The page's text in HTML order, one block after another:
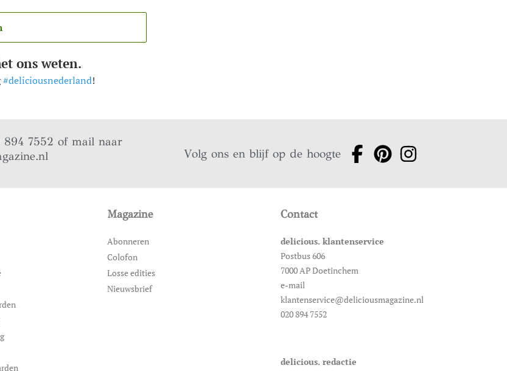
ons weten.
#deliciousnederland!
894 7552 of mail naar
Volg ons en blijf op de hoogte
Magazine
Abonneren
Colofon
Losse edities
Nieuwsbrief
Contact
delicious. klantenservice
Postbus 606
7000 AP Doetinchem
e-mail
klantenservice@deliciousmagazine.nl
020 894 7552
delicious. redactie